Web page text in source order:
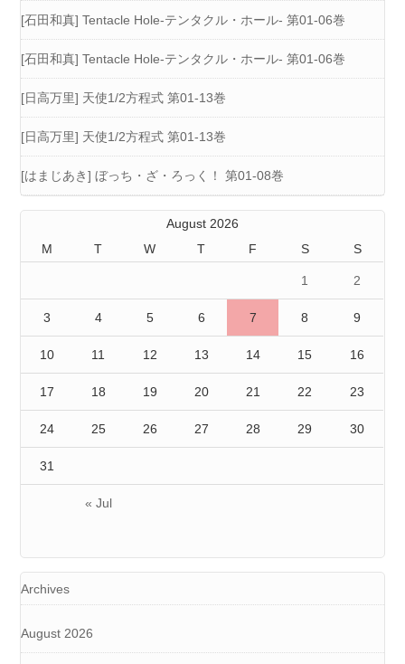
[石田和真] Tentacle Hole-テンタクル・ホール- 第01-06巻
[石田和真] Tentacle Hole-テンタクル・ホール- 第01-06巻
[日高万里] 天使1/2方程式 第01-13巻
[日高万里] 天使1/2方程式 第01-13巻
[はまじあき] ぼっち・ざ・ろっく！ 第01-08巻
August 2026
M
T W T F S S
« Jul
1 2
3 4 5 6 7 8 9
10 11 12 13 14 15 16
17 18 19 20 21 22 23
24 25 26 27 28 29 30
31
Archives
August 2026